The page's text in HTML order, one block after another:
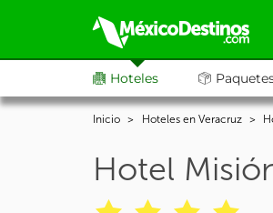
Hoteles
Inicio Hoteles en Veracruz
Hotel